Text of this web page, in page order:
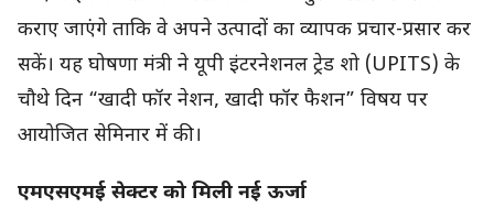
कराए जाएंगे ताकि वे अपने उत्पादों का व्यापक प्रचार-प्रसार कर
सकें। यह घोषणा मंत्री ने यूपी इंटरनेशनल ट्रेड शो (UPITS) के
चौथे दिन “खादी फॉर नेशन, खादी फॉर फैशन” विषय पर
आयोजित सेमिनार में की।
एमएसएमई सेक्टर को मिली नई ऊर्जा